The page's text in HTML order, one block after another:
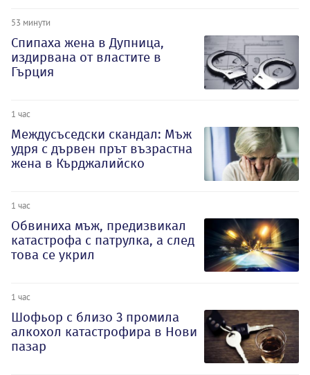
53 минути
Спипаха жена в Дупница,
издирвана от властите в
Гърция
1 час
Междусъседски скандал: Мъж
удря с дървен прът възрастна
жена в Кърджалийско
1 час
Обвиниха мъж, предизвикал
катастрофа с патрулка, а след
това се укрил
1 час
Шофьор с близо 3 промила
алкохол катастрофира в Нови
пазар